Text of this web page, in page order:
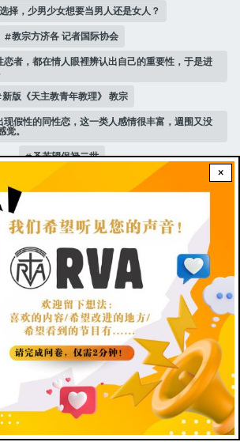
×
择，少男少女想要当男人还是女人？
教宗方济各 记者国际协会
者，都在情人眼裡辨认出自己的重要性，于是进
新版《天主教青年教理》 教宗
假性的同性恋，这一类人感情很丰富，週围又没
觉。
圣若望保禄二世
青少年说，在他们这个年龄不容易，倒是二十
较会遇上这项疑惑。
跟随 乙年常年期第3主日
STAY CONNECTED WITH US!